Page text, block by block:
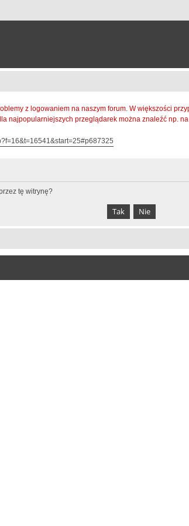
z logowaniem na naszym forum. W większości
najpopularniejszych przeglądarek można znaleźć np.
tę witrynę?